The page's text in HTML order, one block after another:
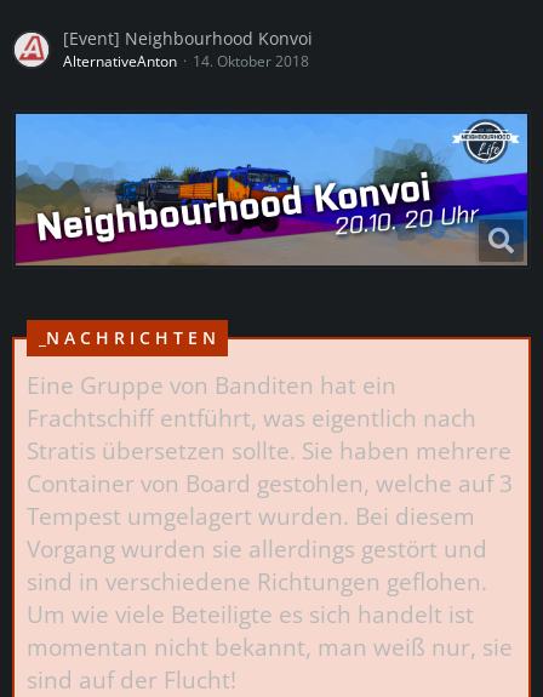
[Event] Neighbourhood Konvoi
AlternativeAnton 14. Oktober 2018
_N A C H R I C H T E N
Eine Gruppe von Banditen hat ein
Frachtschiff entführt, was eigentlich nach
Stratis übersetzen sollte. Sie haben mehrere
Container von Board gestohlen, welche auf 3
Tempest umgelagert wurden. Bei diesem
Vorgang wurden sie allerdings gestört und
sind in verschiedene Richtungen geflohen.
Um wie viele Beteiligte es sich handelt ist
momentan nicht bekannt, man weiß nur, sie
sind auf der Flucht!